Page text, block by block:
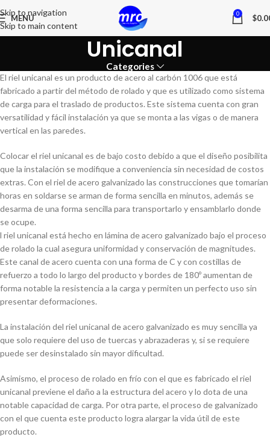
Skip to navigation
Skip to main content
MENU 0 $
Unicanal
Categories
El riel unicanal es un producto de acero al carbón 1006 que está
fabricado a partir del método de rolado y que es utilizado como sistema
de carga para el traslado de productos. Este sistema cuenta con gran
versatilidad y fácil instalación ya que se monta a las vigas o de manera
vertical en las paredes.
Colocar el riel unicanal es de bajo costo debido a que el diseño posibilita
que la instalación se modifique a conveniencia sin necesidad de costos
extras. Con el riel de acero galvanizado las construcciones que tomarían
horas en soldarse se arman de forma sencilla en minutos, además se
desarma de una forma sencilla para transportarlo y ensamblarlo donde
se ocupe.
l riel unicanal está hecho en lámina de acero galvanizado bajo el proceso
de rolado la cual asegura uniformidad y conservación de magnitudes.
Este canal de acero cuenta con una forma de C y con costillas de
refuerzo a todo lo largo del producto y bordes de 180º aumentan de
forma notable la resistencia a la carga y permiten un perfecto uso sin
presentar deformaciones.
La instalación del riel unicanal de acero galvanizado es muy sencilla ya
que solo requiere del uso de tuercas y abrazaderas y, si se requiere
puede ser desinstalado sin mayor dificultad.
Asimismo, el proceso de rolado en frío con el que es fabricado el riel
unicanal previene el daño a la estructura del acero y lo dota de una
notable capacidad de carga. Por otra parte, el proceso de galvanizado
con el que cuenta este producto logra alargar la vida útil de este
producto.